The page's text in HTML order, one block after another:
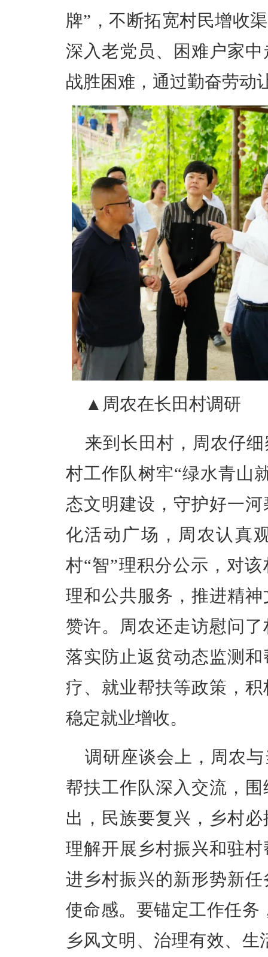
牌”，不断拓宽村民增收
深入老党员、困难户家
战胜困难，通过勤奋劳动
▲ 周农在长田村调研
来到长田村，周农仔
村工作队树牢“绿水青山
态文明建设，守护好一
化活动广场，周农认真
村“智”理积分公示，对
理和公共服务，推进精
赞许。周农还走访慰问
落实防止返贫动态监测
疗、就业帮扶等政策，
稳定就业增收。
调研座谈会上，周农
帮扶工作队深入交流，
出，民族要复兴，乡村
理解开展乡村振兴和驻
进乡村振兴的新形势新
使命感。要锚定工作任务
乡风文明、治理有效、